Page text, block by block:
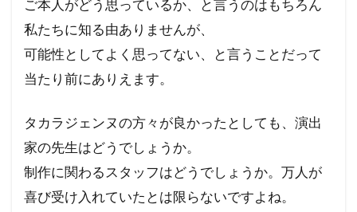
ご本人がどう思っているか、と言うのはもちろん
私たちに知る由ありませんが、
可能性としてよく思ってない、と言うことだって
当たり前にありえます。
タカラジェンヌの方々が良かったとしても、演出
家の先生はどうでしょうか。
制作に関わるスタッフはどうでしょうか。万人が
喜び受け入れていたとは限らないですよね。